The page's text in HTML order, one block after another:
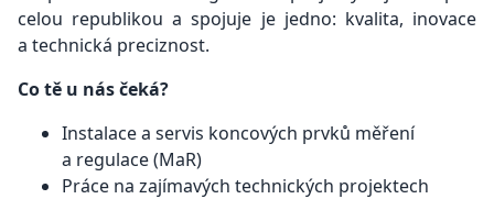
celou republikou a spojuje je jedno: kvalita, inovace
a technická preciznost.
Co tě u nás čeká?
Instalace a servis koncových prvků měření
a regulace (MaR)
Práce na zajímavých technických projektech